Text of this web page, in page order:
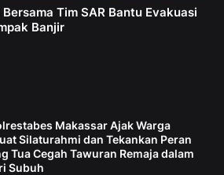
Tim SAR Bantu Evakuasi
Banjir
Makassar Ajak Warga
Silaturahmi dan Tekankan Peran
Tua Cegah Tawuran Remaja dalam
Subuh